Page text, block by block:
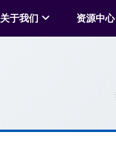
关于我们 资源中心